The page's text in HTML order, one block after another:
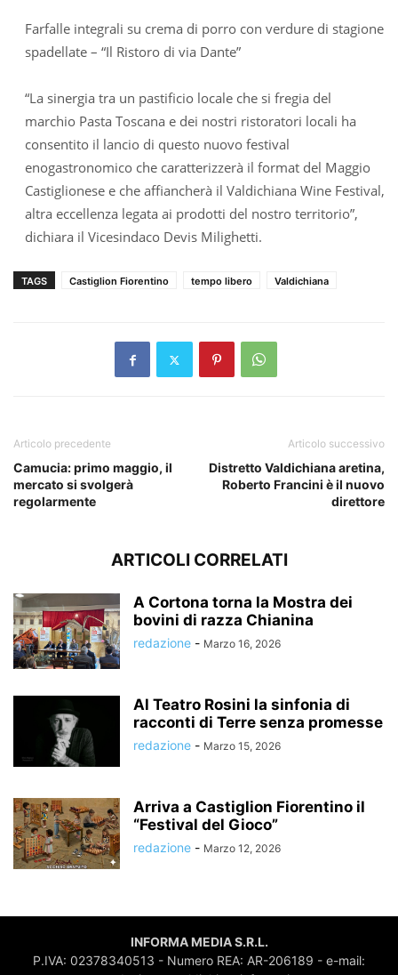
Farfalle integrali su crema di porro con verdure di stagione
spadellate – “Il Ristoro di via Dante”
“La sinergia tra un pastificio locale che si fregia del
marchio Pasta Toscana e dei nostri ristoratori locali ha
consentito il lancio di questo nuovo festival
enogastronomico che caratterizzerà il format del Maggio
Castiglionese e che affiancherà il Valdichiana Wine Festival,
altra eccellenza legata ai prodotti del nostro territorio”,
dichiara il Vicesindaco Devis Milighetti.
TAGS Castiglion Fiorentino tempo libero Valdichiana
Articolo precedente
Camucia: primo maggio, il
mercato si svolgerà
regolarmente
Articolo successivo
Distretto Valdichiana aretina,
Roberto Francini è il nuovo
direttore
ARTICOLI CORRELATI
A Cortona torna la Mostra dei
bovini di razza Chianina
redazione - Marzo 16, 2026
Al Teatro Rosini la sinfonia di
racconti di Terre senza promesse
redazione - Marzo 15, 2026
Arriva a Castiglion Fiorentino il
“Festival del Gioco”
redazione - Marzo 12, 2026
INFORMA MEDIA S.R.L.
P.IVA: 02378340513 - Numero REA: AR-206189 - e-mail: